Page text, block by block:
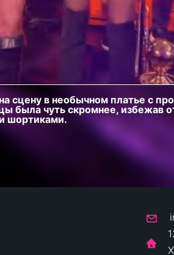
сцену в необычном платье с
была чуть скромнее, избежав
шортиками.